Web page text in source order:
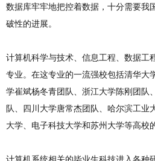
数据库牢牢地把控着数据，十分需要我
破性的进展。
计算机科学与技术、信息工程、数据工
专业。在这专业的一流强校包括清华大
学崔斌杨冬青团队、浙江大学陈刚团队
队、四川大学唐常杰团队、哈尔滨工业
大学、电子科技大学和苏州大学等高校
计算机系统相关的毕业生科技进入各种